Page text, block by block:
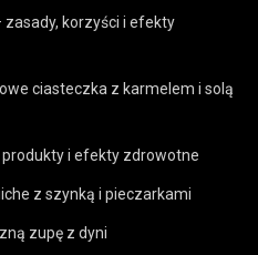
korzyści i efekty
ciasteczka z karmelem i solą
i efekty zdrowotne
z szynką i pieczarkami
zupę z dyni